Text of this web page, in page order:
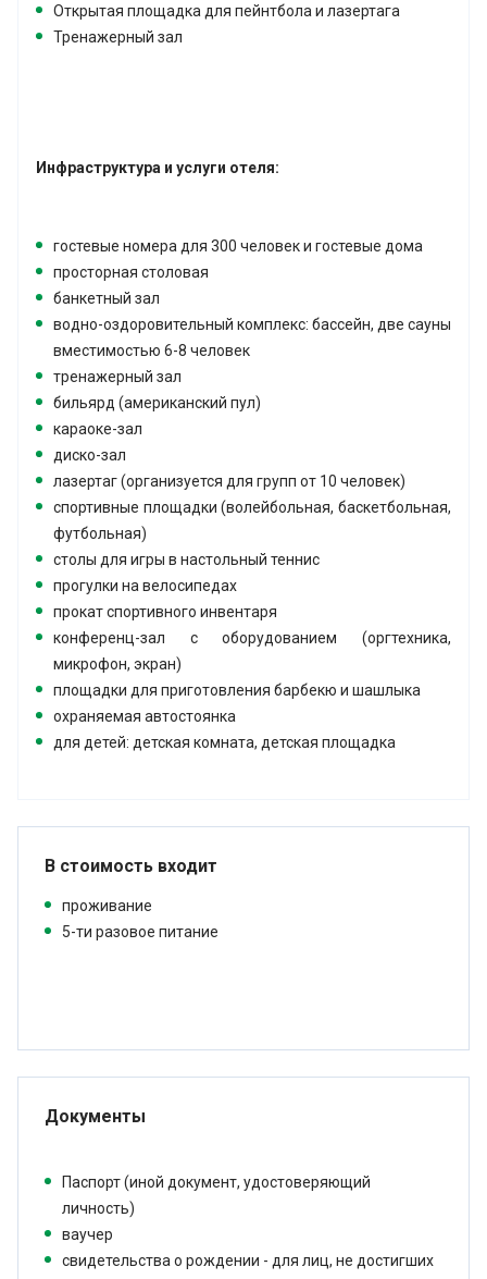
Открытая площадка для пейнтбола и лазертага
Тренажерный зал
Инфраструктура и услуги отеля:
гостевые номера для 300 человек и гостевые дома
просторная столовая
банкетный зал
водно-оздоровительный комплекс: бассейн, две сауны
вместимостью 6-8 человек
тренажерный зал
бильярд (американский пул)
караоке-зал
диско-зал
лазертаг (организуется для групп от 10 человек)
спортивные площадки (волейбольная, баскетбольная,
футбольная)
столы для игры в настольный теннис
прогулки на велосипедах
прокат спортивного инвентаря
конференц-зал с оборудованием (оргтехника,
микрофон, экран)
площадки для приготовления барбекю и шашлыка
охраняемая автостоянка
для детей: детская комната, детская площадка
В стоимость входит
проживание
5-ти разовое питание
Документы
Паспорт (иной документ, удостоверяющий
личность)
ваучер
свидетельства о рождении - для лиц, не достигших